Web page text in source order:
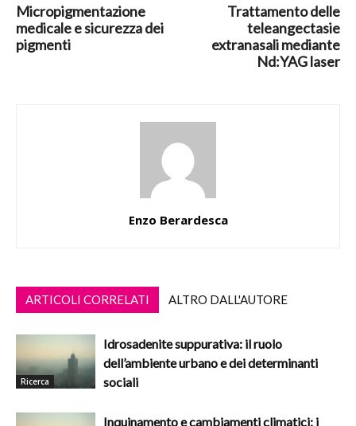
Micropigmentazione
medicale e sicurezza dei
pigmenti
Trattamento delle
teleangectasie
extranasali mediante
Nd:YAG laser
Enzo Berardesca
ARTICOLI CORRELATI ALTRO DALL'AUTORE
Ricerca
Idrosadenite suppurativa: il ruolo
dell’ambiente urbano e dei determinanti
sociali
Inquinamento e cambiamenti climatici: i